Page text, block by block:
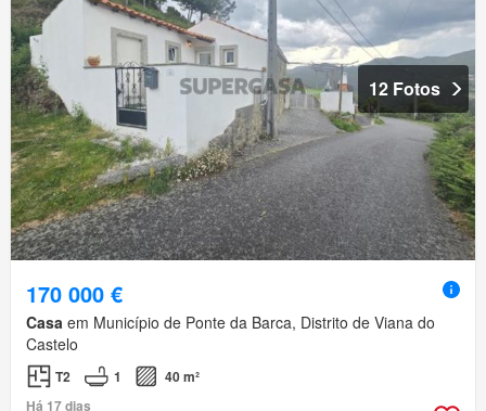
12 Fotos
170 000 €
Casa em Município de Ponte da Barca, Distrito de Viana do
Castelo
T2 1
40 m²
Há 17 dias